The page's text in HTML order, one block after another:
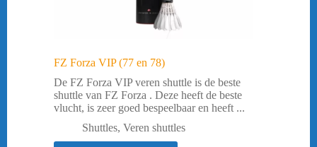
FZ Forza VIP (77 en 78)
De FZ Forza VIP veren shuttle is de beste
shuttle van FZ Forza . Deze heeft de beste
vlucht, is zeer goed bespeelbaar en heeft ...
Shuttles, Veren shuttles